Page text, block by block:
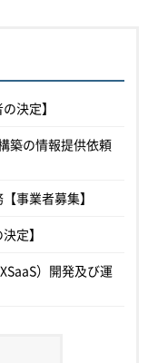
決定】
築の情報提供依頼
事業者募集】
定】
）開発及び運